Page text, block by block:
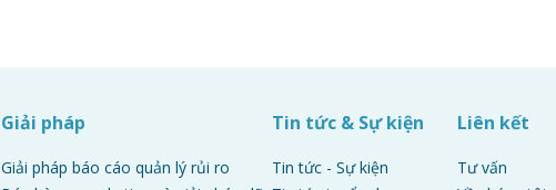
Giải pháp
Giải pháp báo cáo quản lý rủi ro
Tin tức & Sự kiện
Tin tức - Sự kiện
Liên kết
Tư vấn